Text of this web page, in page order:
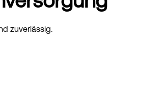
zuverlässig.